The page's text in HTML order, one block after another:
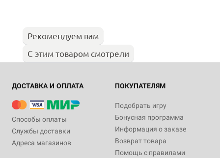
Рекомендуем вам
С этим товаром смотрели
ДОСТАВКА И ОПЛАТА
Способы оплаты
Службы доставки
Адреса магазинов
ПОКУПАТЕЛЯМ
Подобрать игру
Бонусная программа
Информация о заказе
Возврат товара
Помощь с правилами